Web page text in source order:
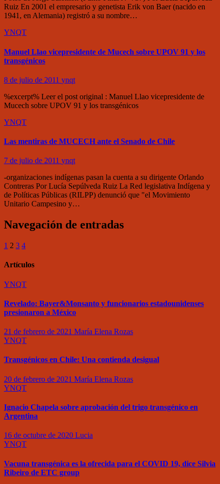
Ruiz En 2001 el empresario y genetista Erik von Baer (nacido en
1941, en Alemania) registró a su nombre…
YNQT
Manuel Llao vicepresidente de Mucech sobre UPOV 91 y los
transgénicos
8 de julio de 2011 ynqt
%excerpt% Leer el post original : Manuel Llao vicepresidente de
Mucech sobre UPOV 91 y los transgénicos
YNQT
Las mentiras de MUCECH ante el Senado de Chile
7 de julio de 2011 ynqt
-organizaciones indígenas pasan la cuenta a su dirigente Orlando
Contreras Por Lucía Sepúlveda Ruiz La Red legislativa Indígena y
de Políticas Públicas (RILPP) denunció que "el Movimiento
Unitario Campesino y…
Navegación de entradas
1 2 3 4
Artículos
YNQT
Revelado: Bayer&Monsanto y funcionarios estadounidenses
presionaron a México
21 de febrero de 2021 María Elena Rozas
YNQT
Transgénicos en Chile: Una contienda desigual
20 de febrero de 2021 María Elena Rozas
YNQT
Ignacio Chapela sobre aprobación del trigo transgénico en
Argentina
16 de octubre de 2020 Lucia
YNQT
Vacuna transgénica es la ofrecida para el COVID 19, dice Silvia
Ribeiro de ETC group